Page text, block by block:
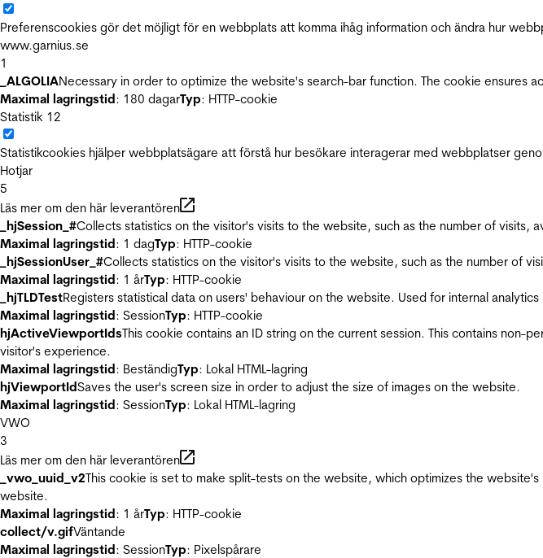
Preferenscookies gör det möjligt för en webbplats att komma ihåg information och ändra hur
www.garnius.se
1
_ALGOLIANecessary in order to optimize the website's search-bar function. The cookie ensures
Maximal lagringstid: 180 dagarTyp: HTTP-cookie
Statistik 12
Statistikcookies hjälper webbplatsägare att förstå hur besökare interagerar med webbplatser
Hotjar
5
Läs mer om den här leverantören
_hjSession_#Collects statistics on the visitor's visits to the website, such as the number of
Maximal lagringstid: 1 dagTyp: HTTP-cookie
_hjSessionUser_#Collects statistics on the visitor's visits to the website, such as the number of
Maximal lagringstid: 1 årTyp: HTTP-cookie
_hjTLDTestRegisters statistical data on users' behaviour on the website. Used for internal
Maximal lagringstid: SessionTyp: HTTP-cookie
hjActiveViewportIdsThis cookie contains an ID string on the current session. This contains non-
visitor's experience.
Maximal lagringstid: BeständigTyp: Lokal HTML-lagring
hjViewportIdSaves the user's screen size in order to adjust the size of images on the website.
Maximal lagringstid: SessionTyp: Lokal HTML-lagring
VWO
3
Läs mer om den här leverantören
_vwo_uuid_v2This cookie is set to make split-tests on the website, which optimizes the
website.
Maximal lagringstid: 1 årTyp: HTTP-cookie
collect/v.gifVäntande
Maximal lagringstid: SessionTyp: Pixelspårare